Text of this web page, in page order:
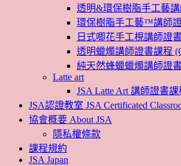
透明&環保樹脂手工藝講
環保樹脂手工藝™講師證
日式唧花手工梘講師證
透明蠟燭講師證書課程
純天然蜂蠟蠟燭講師證書
Latte art
JSA Latte Art 講師證書課
JSA認證教室 JSA Certificated
協會概要 About JSA
隱私權條款
課程規約
JSA Japan